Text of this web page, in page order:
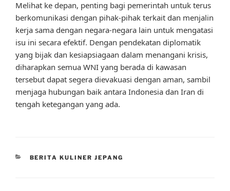
Melihat ke depan, penting bagi pemerintah untuk terus
berkomunikasi dengan pihak-pihak terkait dan menjalin
kerja sama dengan negara-negara lain untuk mengatasi
isu ini secara efektif. Dengan pendekatan diplomatik
yang bijak dan kesiapsiagaan dalam menangani krisis,
diharapkan semua WNI yang berada di kawasan
tersebut dapat segera dievakuasi dengan aman, sambil
menjaga hubungan baik antara Indonesia dan Iran di
tengah ketegangan yang ada.
CATEGORIES
BERITA KULINER JEPANG